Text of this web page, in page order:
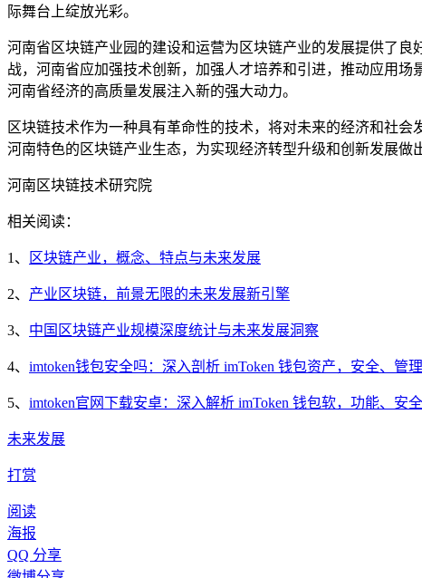
际舞台上绽放光彩。
河南省区块链产业园的建设和运营为区块链产业的发展提供了
战，河南省应加强技术创新，加强人才培养和引进，推动应用
河南省经济的高质量发展注入新的强大动力。
区块链技术作为一种具有革命性的技术，将对未来的经济和社
河南特色的区块链产业生态，为实现经济转型升级和创新发展
河南区块链技术研究院
相关阅读：
1、 区块链产业，概念、特点与未来发展
2、 产业区块链，前景无限的未来发展新引擎
3、 中国区块链产业规模深度统计与未来发展洞察
4、 imtoken钱包安全吗：深入剖析 imToken 钱包资产，安全、管
5、 imtoken官网下载安卓：深入解析 imToken 钱包软，功能、安
未来发展
打赏
阅读
海报
QQ 分享